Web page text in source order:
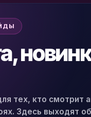
тех, кто смотрит
Здесь выходят